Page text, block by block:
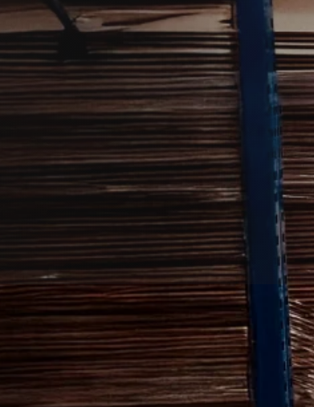
dig videre, hvis du har
så du hurtigt kan få den